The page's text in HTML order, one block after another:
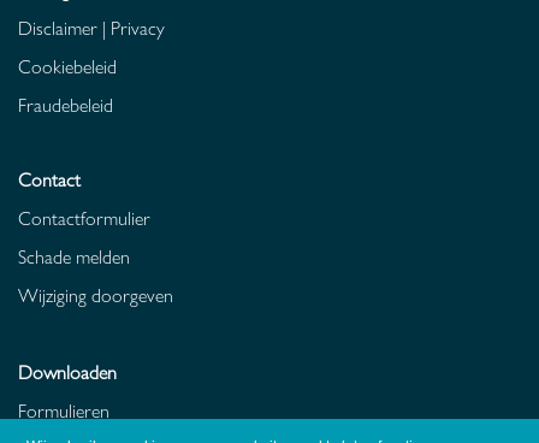
Disclaimer | Privacy
Cookiebeleid
Fraudebeleid
Contact
Contactformulier
Schade melden
Wijziging doorgeven
Downloaden
Formulieren